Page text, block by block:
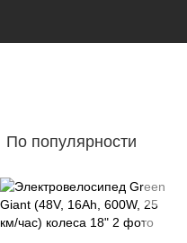
По популярности